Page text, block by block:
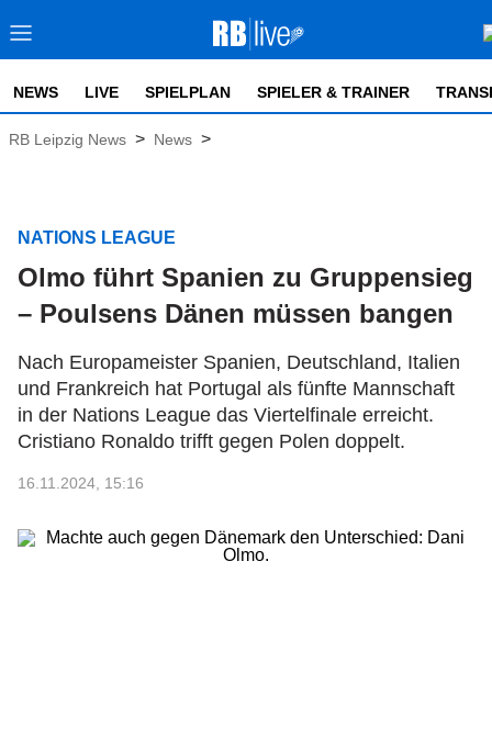
NEWS LIVE SPIELPLAN SPIELER & TRAINER
RB Leipzig News > News >
NATIONS LEAGUE
Olmo führt Spanien zu Gruppensieg
– Poulsens Dänen müssen bangen
Nach Europameister Spanien, Deutschland, Italien
und Frankreich hat Portugal als fünfte Mannschaft
in der Nations League das Viertelfinale erreicht.
Cristiano Ronaldo trifft gegen Polen doppelt.
16.11.2024, 15:16